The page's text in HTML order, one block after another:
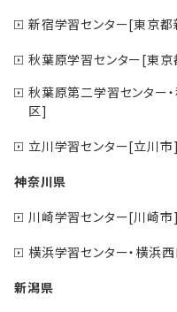
新宿学習センター[東京
秋葉原学習センター[東
秋葉原第二学習センター
区]
立川学習センター[立川市]
神奈川県
川崎学習センター[川崎市]
横浜学習センター・横浜
新潟県